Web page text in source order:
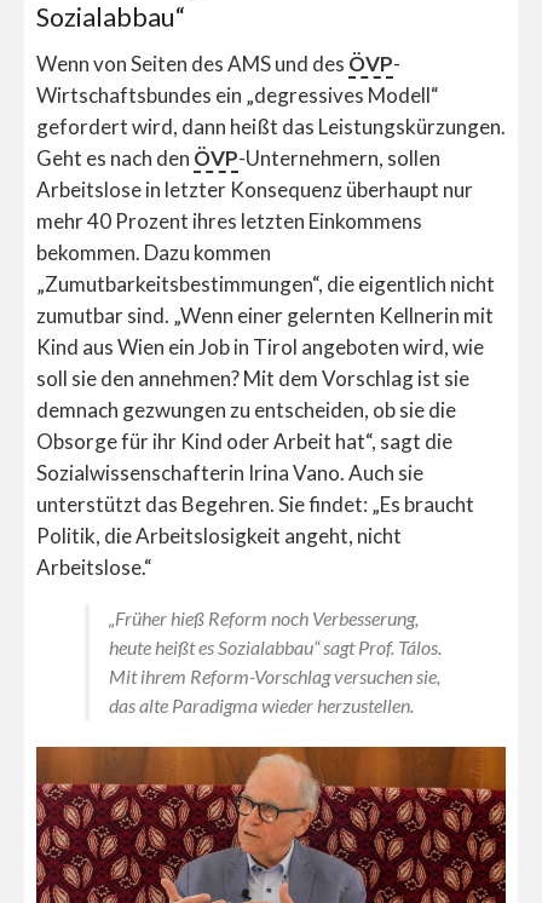
Sozialabbau“
Wenn von Seiten des AMS und des ÖVP-
Wirtschaftsbundes ein „degressives Modell“
gefordert wird, dann heißt das Leistungskürzungen.
Geht es nach den ÖVP-Unternehmern, sollen
Arbeitslose in letzter Konsequenz überhaupt nur
mehr 40 Prozent ihres letzten Einkommens
bekommen. Dazu kommen
„Zumutbarkeitsbestimmungen“, die eigentlich nicht
zumutbar sind. „Wenn einer gelernten Kellnerin mit
Kind aus Wien ein Job in Tirol angeboten wird, wie
soll sie den annehmen? Mit dem Vorschlag ist sie
demnach gezwungen zu entscheiden, ob sie die
Obsorge für ihr Kind oder Arbeit hat“, sagt die
Sozialwissenschafterin Irina Vano. Auch sie
unterstützt das Begehren. Sie findet: „Es braucht
Politik, die Arbeitslosigkeit angeht, nicht
Arbeitslose.“
„Früher hieß Reform noch Verbesserung,
heute heißt es Sozialabbau“ sagt Prof. Tálos.
Mit ihrem Reform-Vorschlag versuchen sie,
das alte Paradigma wieder herzustellen.